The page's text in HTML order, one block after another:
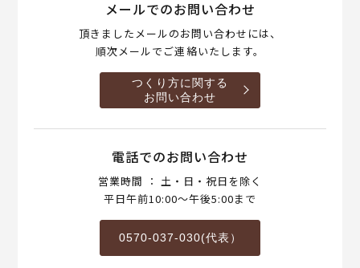
メールでのお問い合わせ
頂きましたメールのお問い合わせには、
順次メールでご連絡いたします。
つくり方に関する
お問い合わせ
電話でのお問い合わせ
営業時間 ： 土・日・祝日を除く
平日午前10:00～午後5:00まで
0570-037-030(代表）